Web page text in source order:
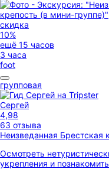
скидка
10%
ещё 15 часов
3 часа
foot
групповая
Сергей
4,98
63 отзыва
Неизведанная Брестская
Осмотреть
укрепления и